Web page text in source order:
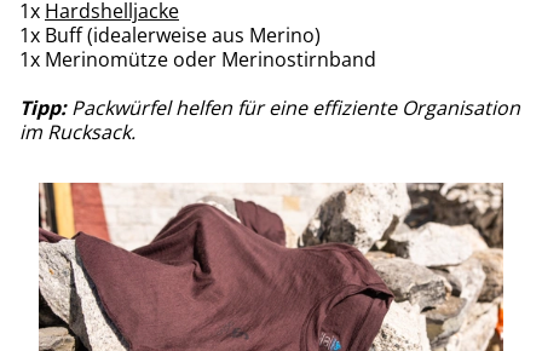
1x Hardshelljacke
1x Buff (idealerweise aus Merino)
1x Merinomütze oder Merinostirnband
Tipp:Packwürfel helfen für eine effiziente Organisation
im Rucksack.